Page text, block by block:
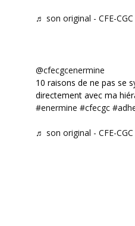
♬ son original - CFE-
@cfecgcenermine
10 raisons de ne pas se
directement avec ma
#enermine #cfecgc
♬ son original - CFE-